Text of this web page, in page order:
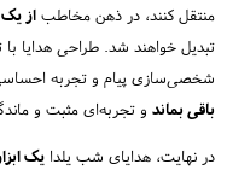
منتقل کنند، در ذهن مخاطب از
تبدیل خواهند شد. طراحی هدایا
شخصی‌سازی پیام و تجربه
باقی بماند و تجربه‌ای مثبت و
در نهایت، هدایای شب یلدا یک